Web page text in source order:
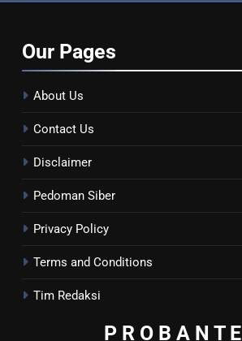
Our Pages
About Us
Contact Us
Disclaimer
Pedoman Siber
Privacy Policy
Terms and Conditions
Tim Redaksi
P R O B A N T E